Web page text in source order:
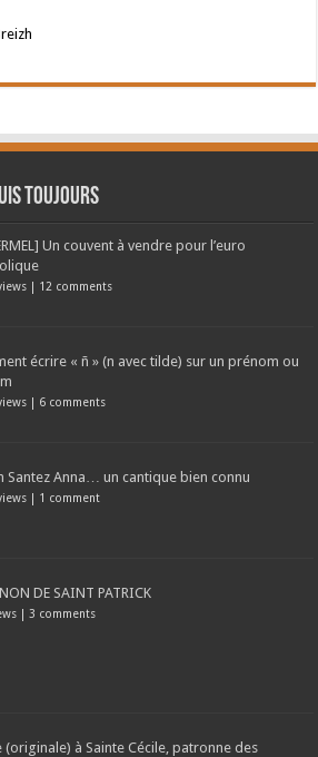
toujours
Un couvent à vendre pour l’euro
| 12 comments
écrire « ñ » (n avec tilde) sur un prénom ou
| 6 comments
Santez Anna… un cantique bien connu
| 1 comment
DE SAINT PATRICK
| 3 comments
(originale) à Sainte Cécile, patronne des